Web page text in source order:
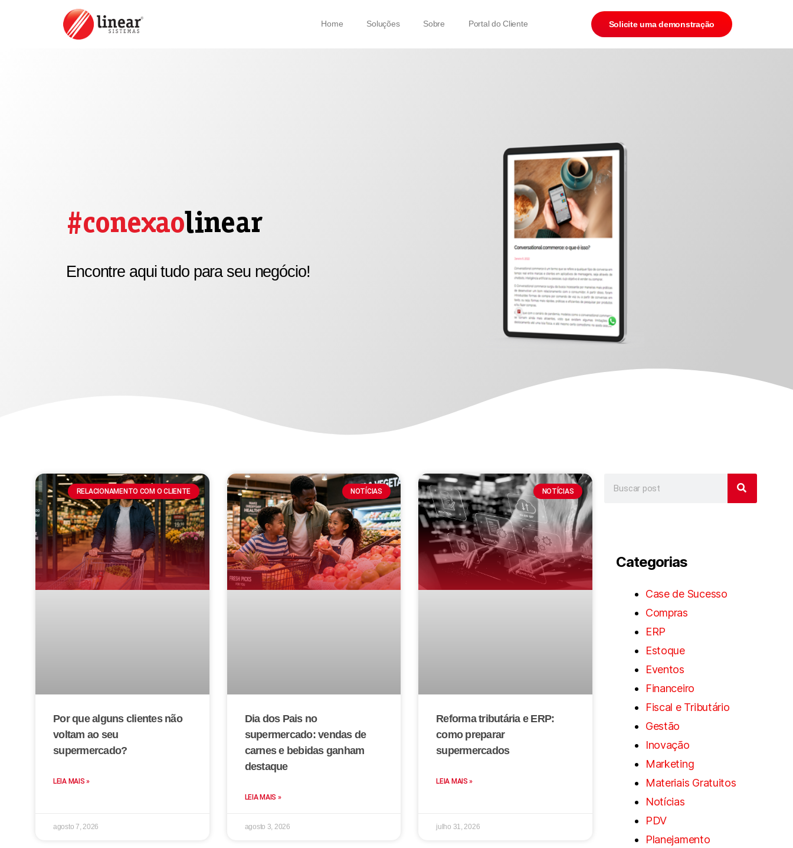
Home Soluções Sobre Portal do Cliente Solicite uma demonstração
#conexaolinear
Encontre aqui tudo para seu negócio!
RELACIONAMENTO COM O CLIENTE
Por que alguns clientes não
voltam ao seu
supermercado?
LEIA MAIS »
agosto 7, 2026
NOTÍCIAS
Dia dos Pais no
supermercado: vendas de
carnes e bebidas ganham
destaque
LEIA MAIS »
agosto 3, 2026
NOTÍCIAS
Reforma tributária e ERP:
como preparar
supermercados
LEIA MAIS »
julho 31, 2026
Categorias
Case de Sucesso
Compras
ERP
Estoque
Eventos
Financeiro
Fiscal e Tributário
Gestão
Inovação
Marketing
Materiais Gratuitos
Notícias
PDV
Planejamento